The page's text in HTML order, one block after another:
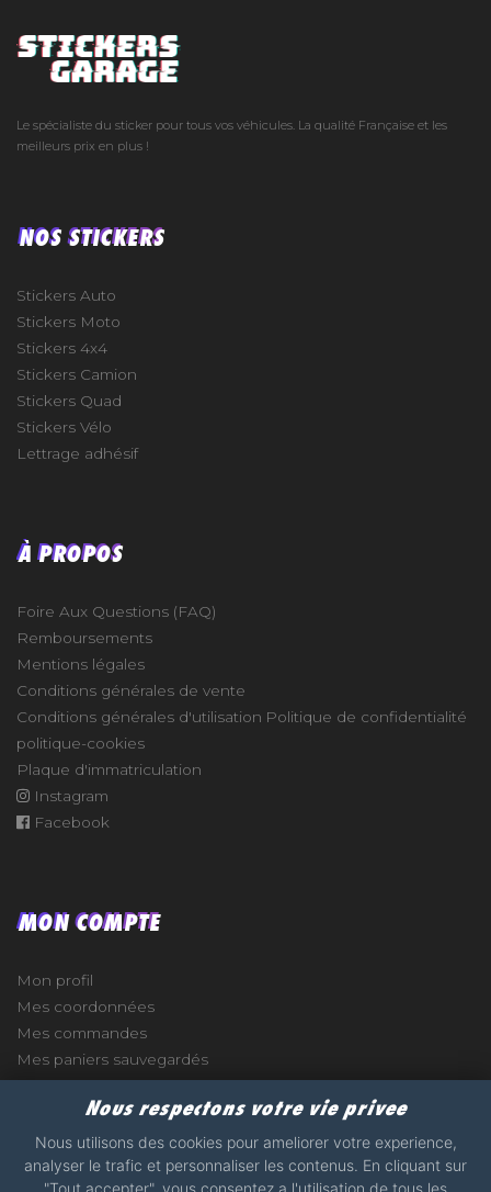
Le spécialiste du sticker pour tous vos véhicules. La qualité Française et les
meilleurs prix en plus !
NOS STICKERS
Stickers Auto
Stickers Moto
Stickers 4x4
Stickers Camion
Stickers Quad
Stickers Vélo
Lettrage adhésif
À PROPOS
Foire Aux Questions (FAQ)
Remboursements
Mentions légales
Conditions générales de vente
Conditions générales d'utilisation Politique de confidentialité
politique-cookies
Plaque d'immatriculation
Instagram
Facebook
MON COMPTE
Mon profil
Mes coordonnées
Mes commandes
Mes paniers sauvegardés
Nous respectons votre vie privee
Nous utilisons des cookies pour ameliorer votre experience,
analyser le trafic et personnaliser les contenus. En cliquant sur
"Tout accepter", vous consentez a l'utilisation de tous les